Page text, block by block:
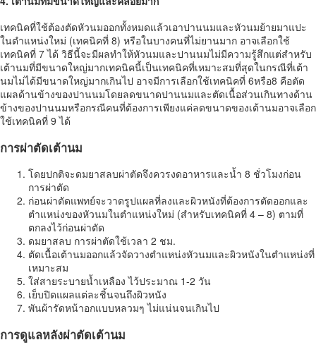
เทคนิคที่ใช้ต้องตัดหัวนมออกทั้งหมดแล้วเอาปานนมและหัวนมย้ายมาแปะ
ในตำแหน่งใหม่ (เทคนิคที่ 8) หรือในบางคนที่ไม่ยานมาก อาจเลือกใช้
เทคนิคที่ 7 ได้ วิธีนี้จะมีผลทำให้หัวนมและปานนมไม่มีความรู้สึกแต่สำหรับ
เต้านมที่มีขนาดใหญ่มากเทคนิคนี้เป็นเทคนิคที่เหมาะสมที่สุดในกรณีที่เต้า
นมไม่ได้มีขนาดใหญ่มากเกินไป อาจมีการเลือกใช้เทคนิคที่ 6หรือ8 คือตัด
แผลด้านข้างของปานนมโดยลดขนาดปานนมและตัดเนื้อส่วนเกินทางด้าน
ข้างของปานนมหรือกรณีคนที่ต้องการเพียงแค่ลดขนาดของเต้านมอาจเลือก
ใช้เทคนิคที่ 9 ได้
การผ่าตัดเต้านม
โดยปกติจะดมยาสลบผ่าตัดจึงควรงดอาหารและน้ำ 8 ชั่วโมงก่อน
การผ่าตัด
ก่อนผ่าตัดแพทย์จะวาดรูปแผลที่ลงและผิวหนังที่ต้องการตัดออกและ
ตำแหน่งของหัวนมในตำแหน่งใหม่ (สำหรับเทคนิคที่ 4 – 8) ตามที่
ตกลงไว้ก่อนผ่าตัด
ดมยาสลบ การผ่าตัดใช้เวลา 2 ชม.
ตัดเนื้อเต้านมออกแล้วจัดวางตำแหน่งหัวนมและผิวหนังในตำแหน่งที่
เหมาะสม
ใส่สายระบายน้ำเหลือง ไว้ประมาณ 1-2 วัน
เย็บปิดแผลแต่ละชิ้นจนถึงผิวหนัง
พันผ้ารัดหน้าอกแบบหลวมๆ ไม่แน่นจนเกินไป
การดูแลหลังผ่าตัดเต้านม